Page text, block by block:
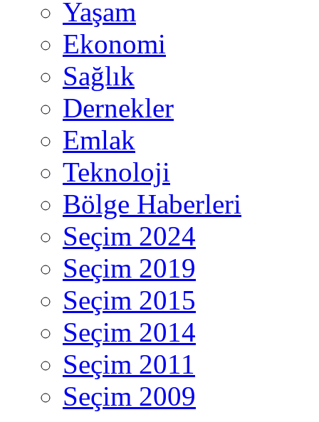
Yaşam
Ekonomi
Sağlık
Dernekler
Emlak
Teknoloji
Bölge Haberleri
Seçim 2024
Seçim 2019
Seçim 2015
Seçim 2014
Seçim 2011
Seçim 2009